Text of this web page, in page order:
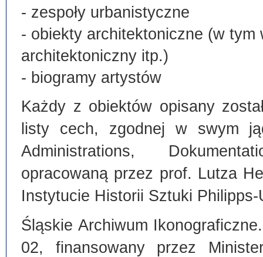
- zespoły urbanistyczne
- obiekty architektoniczne (w
architektoniczny itp.)
- biogramy artystów
Każdy z obiektów opisany
listy cech, zgodnej w swym
Administrations,
opracowaną przez prof. Lutza
Instytucie Historii Sztuki
Śląskie Archiwum
02, finansowany przez